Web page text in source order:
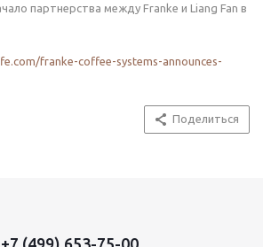
партнерства между Franke и Liang Fan в
franke-coffee-systems-announces-
Поделиться
+7 (499) 653-75-00